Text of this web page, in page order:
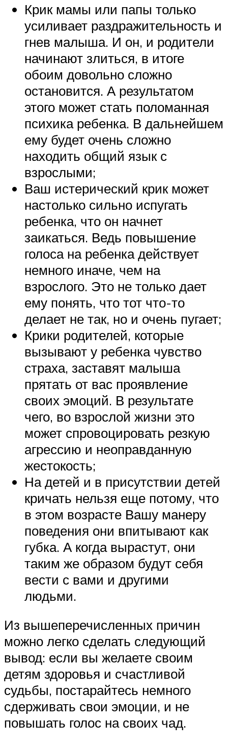
Крик мамы или папы только
усиливает раздражительность и
гнев малыша. И он, и родители
начинают злиться, в итоге
обоим довольно сложно
остановится. А результатом
этого может стать поломанная
психика ребенка. В дальнейшем
ему будет очень сложно
находить общий язык с
взрослыми;
Ваш истерический крик может
настолько сильно испугать
ребенка, что он начнет
заикаться. Ведь повышение
голоса на ребенка действует
немного иначе, чем на
взрослого. Это не только дает
ему понять, что тот что-то
делает не так, но и очень пугает;
Крики родителей, которые
вызывают у ребенка чувство
страха, заставят малыша
прятать от вас проявление
своих эмоций. В результате
чего, во взрослой жизни это
может спровоцировать резкую
агрессию и неоправданную
жестокость;
На детей и в присутствии детей
кричать нельзя еще потому, что
в этом возрасте Вашу манеру
поведения они впитывают как
губка. А когда вырастут, они
таким же образом будут себя
вести с вами и другими
людьми.
Из вышеперечисленных причин
можно легко сделать следующий
вывод: если вы желаете своим
детям здоровья и счастливой
судьбы, постарайтесь немного
сдерживать свои эмоции, и не
повышать голос на своих чад.